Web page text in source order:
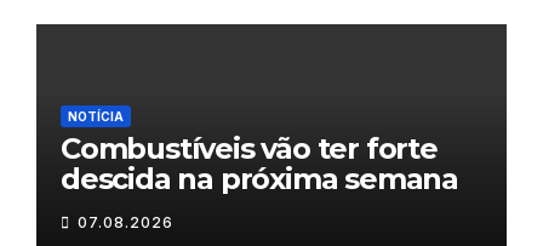
NOTÍCIA
Combustíveis vão ter forte
descida na próxima semana
07.08.2026